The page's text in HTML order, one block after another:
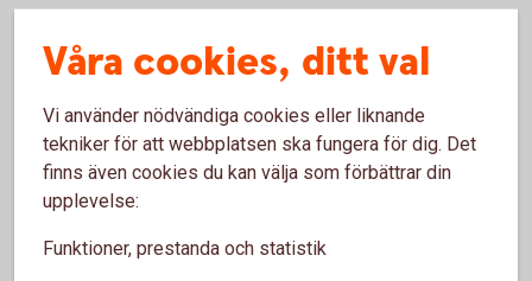
Kunderbjudanden
Betal- och
Mastercard
Betal- och
Mastercard
Guld
Platinum
Ingår i
Våra cookies, ditt val
Vi använder nödvändiga cookies eller liknande
tekniker för att webbplatsen ska fungera för dig. Det
finns även cookies du kan välja som förbättrar din
upplevelse:
Funktioner, prestanda och statistik